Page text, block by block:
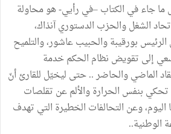
ما جاء في الكتاب –في رأيي- هو محاولة
الشغل والحزب الدستوري آنذاك،
بورقيبة والحبيب عاشور، والتلميح
إلى تقويض نظام الحكم خدمة
الماضي والحاضر .. حتى ليخيّل للقارئ أنّ
الصفحات (361-366) تحكي بنفس الحرارة والألم عن تقلصات
اليوم، وعن التحالفات الخطيرة التي تهدف
الوطنية..